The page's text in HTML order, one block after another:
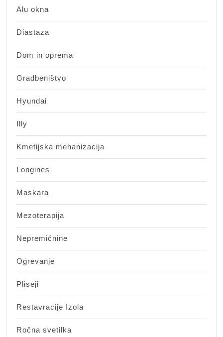
Alu okna
Diastaza
Dom in oprema
Gradbeništvo
Hyundai
Illy
Kmetijska mehanizacija
Longines
Maskara
Mezoterapija
Nepremičnine
Ogrevanje
Pliseji
Restavracije Izola
Ročna svetilka